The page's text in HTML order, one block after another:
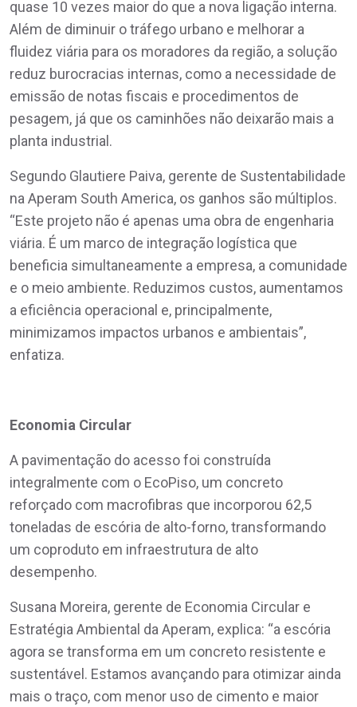
quase 10 vezes maior do que a nova ligação interna.
Além de diminuir o tráfego urbano e melhorar a
fluidez viária para os moradores da região, a solução
reduz burocracias internas, como a necessidade de
emissão de notas fiscais e procedimentos de
pesagem, já que os caminhões não deixarão mais a
planta industrial.
Segundo Glautiere Paiva, gerente de Sustentabilidade
na Aperam South America, os ganhos são múltiplos.
“Este projeto não é apenas uma obra de engenharia
viária. É um marco de integração logística que
beneficia simultaneamente a empresa, a comunidade
e o meio ambiente. Reduzimos custos, aumentamos
a eficiência operacional e, principalmente,
minimizamos impactos urbanos e ambientais”,
enfatiza.
Economia Circular
A pavimentação do acesso foi construída
integralmente com o EcoPiso, um concreto
reforçado com macrofibras que incorporou 62,5
toneladas de escória de alto-forno, transformando
um coproduto em infraestrutura de alto
desempenho.
Susana Moreira, gerente de Economia Circular e
Estratégia Ambiental da Aperam, explica: “a escória
agora se transforma em um concreto resistente e
sustentável. Estamos avançando para otimizar ainda
mais o traço, com menor uso de cimento e maior